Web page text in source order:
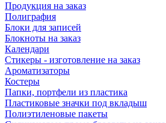
Продукция на заказ
Полиграфия
Блоки для записей
Блокноты на заказ
Календари
Стикеры - изготовление на заказ
Ароматизаторы
Костеры
Папки, портфели из пластика
Пластиковые значки под вкладыш
Полиэтиленовые пакеты